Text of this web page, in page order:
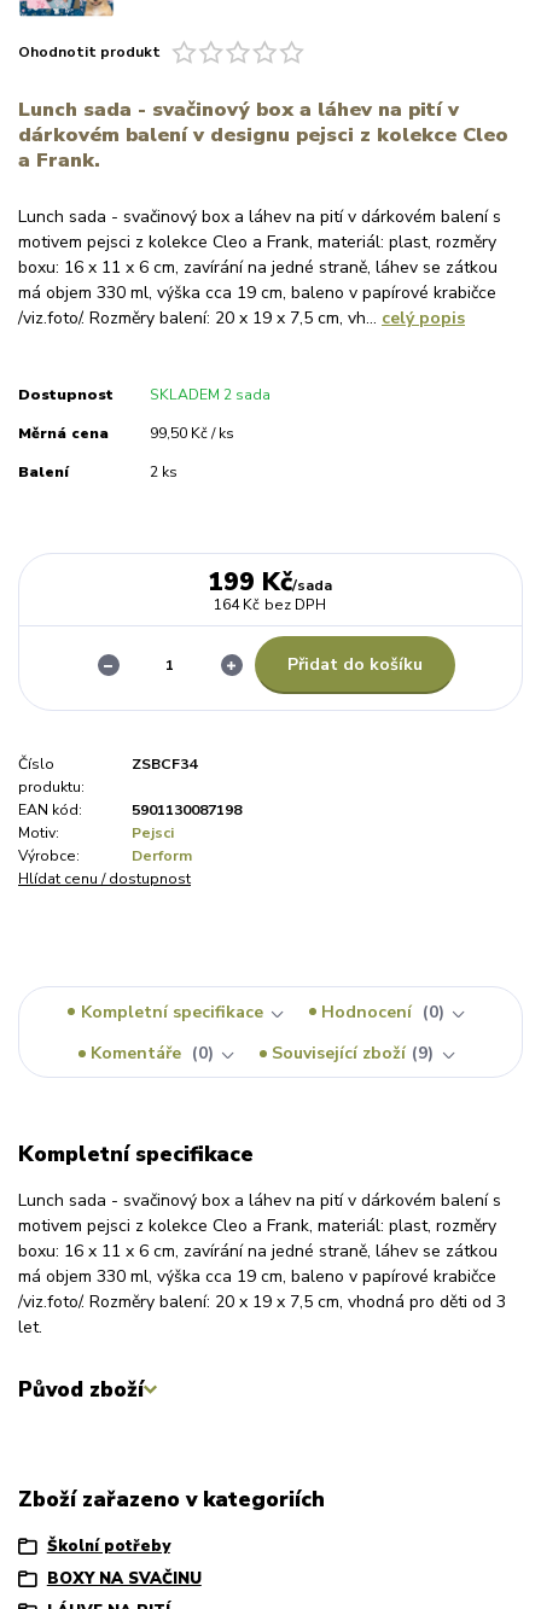
Ohodnotit produkt
Lunch sada - svačinový box a láhev na pití v
dárkovém balení v designu pejsci z kolekce Cleo
a Frank.
Lunch sada - svačinový box a láhev na pití v dárkovém balení s
motivem pejsci z kolekce Cleo a Frank, materiál: plast, rozměry
boxu: 16 x 11 x 6 cm, zavírání na jedné straně, láhev se zátkou
má objem 330 ml, výška cca 19 cm, baleno v papírové krabičce
/viz.foto/. Rozměry balení: 20 x 19 x 7,5 cm, vh... celý popis
Dostupnost SKLADEM 2 sada
Měrná cena 99,50 Kč / ks
Balení 2 ks
199 Kč/sada
164 Kč bez DPH
Přidat do košíku
Číslo
produktu:
ZSBCF34
EAN kód:
5901130087198
Motiv:
Pejsci
Výrobce:
Derform
Hlídat cenu / dostupnost
Kompletní specifikace Hodnocení
0
Komentáře
0 Související zboží 9
Kompletní specifikace
Lunch sada - svačinový box a láhev na pití v dárkovém balení s
motivem pejsci z kolekce Cleo a Frank, materiál: plast, rozměry
boxu: 16 x 11 x 6 cm, zavírání na jedné straně, láhev se zátkou
má objem 330 ml, výška cca 19 cm, baleno v papírové krabičce
/viz.foto/. Rozměry balení: 20 x 19 x 7,5 cm, vhodná pro děti od 3
let.
Původ zboží
Zboží zařazeno v kategoriích
Školní potřeby
BOXY NA SVAČINU